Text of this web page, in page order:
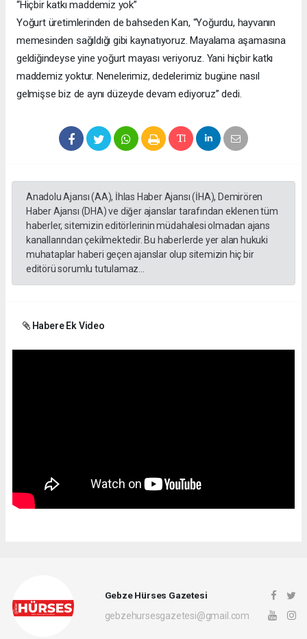
“Hiçbir katkı maddemiz yok”
Yoğurt üretimlerinden de bahseden Kan, “Yoğurdu, hayvanın
memesinden sağıldığı gibi kaynatıyoruz. Mayalama aşamasına
geldiğindeyse yine yoğurt mayası veriyoruz. Yani hiçbir katkı
maddemiz yoktur. Nenelerimiz, dedelerimiz bugüne nasıl
gelmişse biz de aynı düzeyde devam ediyoruz” dedi.
Anadolu Ajansı (AA), İhlas Haber Ajansı (İHA), Demirören
Haber Ajansı (DHA) ve diğer ajanslar tarafından eklenen tüm
haberler, sitemizin editörlerinin müdahalesi olmadan ajans
kanallarından çekilmektedir. Bu haberlerde yer alan hukuki
muhataplar haberi geçen ajanslar olup sitemizin hiç bir
editörü sorumlu tutulamaz...
Habere Ek Video
Gebze Hürses Gazetesi
gebzehursesgazetesi@gmail.com